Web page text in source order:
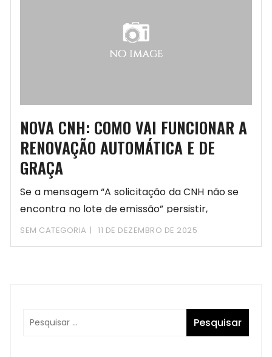
NOVA CNH: COMO VAI FUNCIONAR A
RENOVAÇÃO AUTOMÁTICA E DE
GRAÇA
Se a mensagem “A solicitação da CNH não se
encontra no lote de emissão” persistir,
SEM CATEGORIA 11 DE DEZEMBRO DE 2025